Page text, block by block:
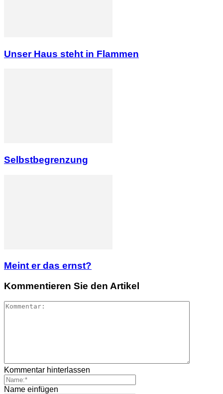
Unser Haus steht in Flammen
Selbstbegrenzung
Meint er das ernst?
Kommentieren Sie den Artikel
Kommentar hinterlassen
Name einfügen